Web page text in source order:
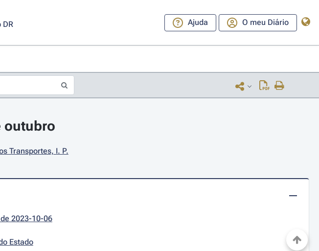
DR Ajuda O meu Diário
outubro
Transportes, I. P.
2023-10-06
Estado